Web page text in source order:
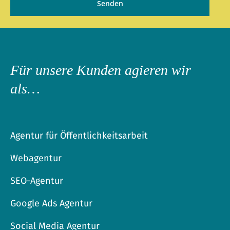
Für unsere Kunden agieren wir
als…
Agentur für Öffentlichkeitsarbeit
Webagentur
SEO-Agentur
Google Ads Agentur
Social Media Agentur